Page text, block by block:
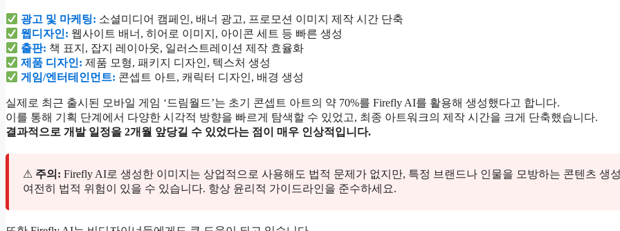
광고 및 마케팅: 소셜미디어 캠페인, 배너 광고, 프로모션 이미지 제작 시간 단축
웹디자인: 웹사이트 배너, 히어로 이미지, 아이콘 세트 등 빠른 생성
출판: 책 표지, 잡지 레이아웃, 일러스트레이션 제작 효율화
제품 디자인: 제품 모형, 패키지 디자인, 텍스처 생성
게임/엔터테인먼트: 콘셉트 아트, 캐릭터 디자인, 배경 생성
실제로 최근 출시된 모바일 게임 ‘드림월드’는 초기 콘셉트 아트의 약 70%를 Firefly AI를 활용해 생성했다고 합니다.
이를 통해 기획 단계에서 다양한 시각적 방향을 빠르게 탐색할 수 있었고, 최종 아트워크의 제작 시간을 크게 단축했습니다.
결과적으로 개발 일정을 2개월 앞당길 수 있었다는 점이 매우 인상적입니다.
⚠ 주의: Firefly AI로 생성한 이미지는 상업적으로 사용해도 법적 문제가 없지만, 특정 브랜드나 인물을 모방하는 콘텐츠 생
여전히 법적 위험이 있을 수 있습니다. 항상 윤리적 가이드라인을 준수하세요.